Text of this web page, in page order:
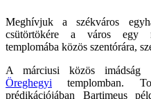
Meghívjuk a székváros
csütörtökére a város egy
templomába közös szentórára,
A márciusi közös imádság
Öreghegyi templomban.
prédikációjában Bartimeus